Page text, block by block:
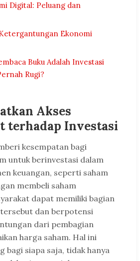
Digital: Peluang dan
Ekonomi
Buku Adalah Investasi
Rugi?
Akses
terhadap Investasi
kesempatan bagi
untuk berinvestasi dalam
keuangan, seperti saham
membeli saham
dapat memiliki bagian
dan berpotensi
dari pembagian
harga saham. Hal ini
bagi siapa saja, tidak hanya